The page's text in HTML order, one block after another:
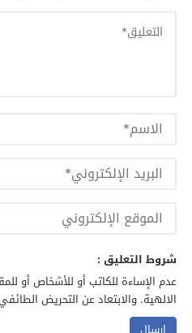
شروط التعليق :
عدم الإساءة للكاتب أو للأشخاص أو
الالهية. والابتعاد عن التحريض